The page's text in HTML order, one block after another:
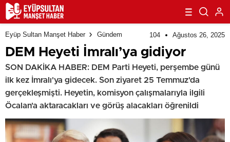
Eyüp Sultan Manşet Haber Gündem 104 Ağustos 26, 2025
DEM Heyeti İmralı’ya gidiyor
SON DAKİKA HABER: DEM Parti Heyeti, perşembe günü
ilk kez İmralı'ya gidecek. Son ziyaret 25 Temmuz'da
gerçekleşmişti. Heyetin, komisyon çalışmalarıyla ilgili
Öcalan'a aktaracakları ve görüş alacakları öğrenildi